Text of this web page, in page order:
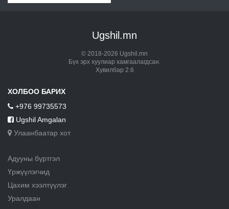
Ugshil.mn
© 2018-2026 Ugshil.mn
Бүх эрх хуулиар хамгаалагдсан.
Хувилбар 2.6
ХОЛБОО БАРИХ
+976 99735573
Ugshil Amgalan
Улаанбаатар хот
Адууны бүртгэл
Үржүүлэгчид
Цахим хээлтүүлэг
Уралдаан